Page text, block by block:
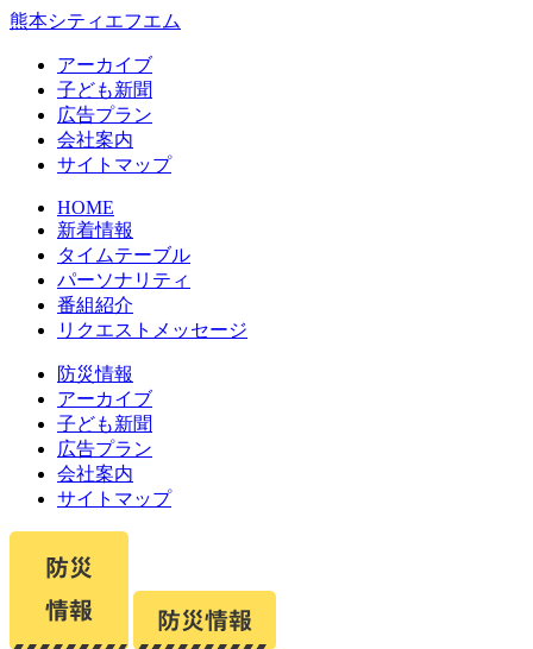
熊本シティエフエム
アーカイブ
⼦ども新聞
広告プラン
会社案内
サイトマップ
HOME
新着情報
タイムテーブル
パーソナリティ
番組紹介
リクエストメッセージ
防災情報
アーカイブ
子ども新聞
広告プラン
会社案内
サイトマップ